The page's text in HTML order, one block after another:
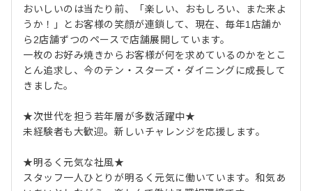
おいしいのは当たり前、「楽しい、おもしろい、また来よ
うか！」とお客様の笑顔が連鎖して、現在、毎年1店舗か
ら2店舗ずつのペースで店舗展開しています。
一枚のお好み焼きからお客様が何を求めているのかをとこ
とん追求し、今のテン・スターズ・ダイニングに成長して
きました。
★次世代を担う若年層が多数活躍中★
未経験者も大歓迎。新しいチャレンジを応援します。
★明るく元気な社風★
スタッフ一人ひとりが明るく元気に働いています。和気あ